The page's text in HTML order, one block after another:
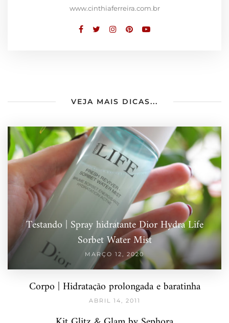
www.cinthiaferreira.com.br
VEJA MAIS DICAS...
Testando | Spray hidratante Dior Hydra Life
Sorbet Water Mist
MARÇO 12, 2020
Corpo | Hidratação prolongada e baratinha
ABRIL 14, 2011